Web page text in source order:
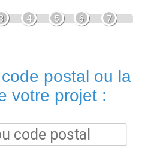
3 4 5 6 7
postal ou la
votre projet :